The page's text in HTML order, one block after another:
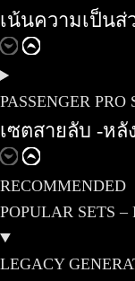
เน้นความเป็นส่
PASSENGER PRO
เซตสายลับ -หลั
RECOMMENDED
POPULAR SETS
LEGACY